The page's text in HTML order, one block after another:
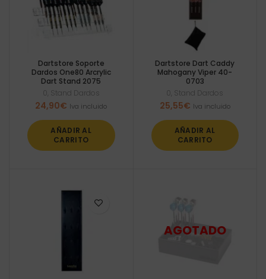
Dartstore Soporte
Dardos One80 Arcrylic
Dart Stand 2075
0 Stand Dardos
24,90€ Iva incluido
AÑADIR AL
CARRITO
Dartstore Dart Caddy
Mahogany Viper 40-
0703
0 Stand Dardos
25,55€ Iva incluido
AÑADIR AL
CARRITO